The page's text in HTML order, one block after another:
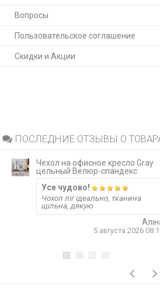
Вопросы
Пользовательское соглашение
Скидки и Акции
ПОСЛЕДНИЕ ОТЗЫВЫ О
Чехол на офисное кресло Gray
цельный Велюр-спандекс
Усе чудово!
Чохол ліг ідеально, тканина
щільна, дякую
5 августа 2026